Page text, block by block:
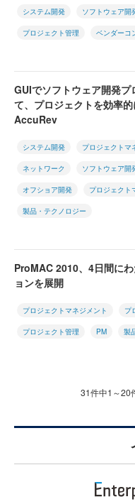
システム開発 ソフトウェア開
プロジェクト管理 ベンダーコ
GUIでソフトウェア開発プ
て、プロジェクトを効率
AccuRev
システム開発 プロジェクトマ
ネットワーク ソフトウェア開
オフショア開発 プロジェクト
製品・テクノロジー
ProMAC 2010、4日間に
ョンを展開
プロジェクトマネジメント プ
プロジェクト管理 PM 製
31件中1～20